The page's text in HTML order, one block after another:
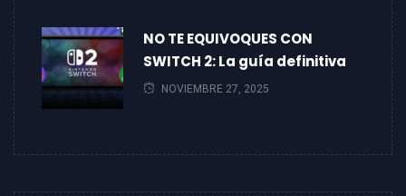
NO TE EQUIVOQUES CON
SWITCH 2: La guía definitiva
NOVIEMBRE 27, 2025